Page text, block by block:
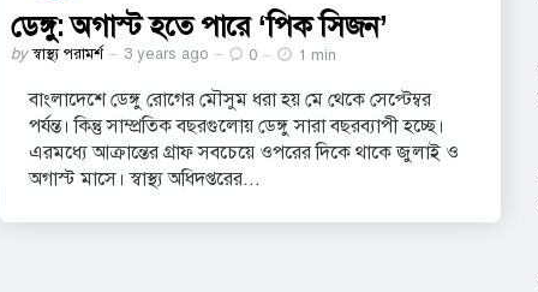
ডেঙ্গু: অগাস্ট হতে পারে ‘পিক সিজন’
Posted
by স্বাস্থ্য পরামর্শ 3 years ago 0 1 min
বাংলাদেশে ডেঙ্গু রোগের মৌসুম ধরা হয় মে থেকে সেপ্টেম্বর
পর্যন্ত। কিন্তু সাম্প্রতিক বছরগুলোয় ডেঙ্গু সারা বছরব্যাপী হচ্ছে।
এরমধ্যে আক্রান্তের গ্রাফ সবচেয়ে ওপরের দিকে থাকে জুলাই ও
অগাস্ট মাসে। স্বাস্থ্য অধিদপ্তরের...